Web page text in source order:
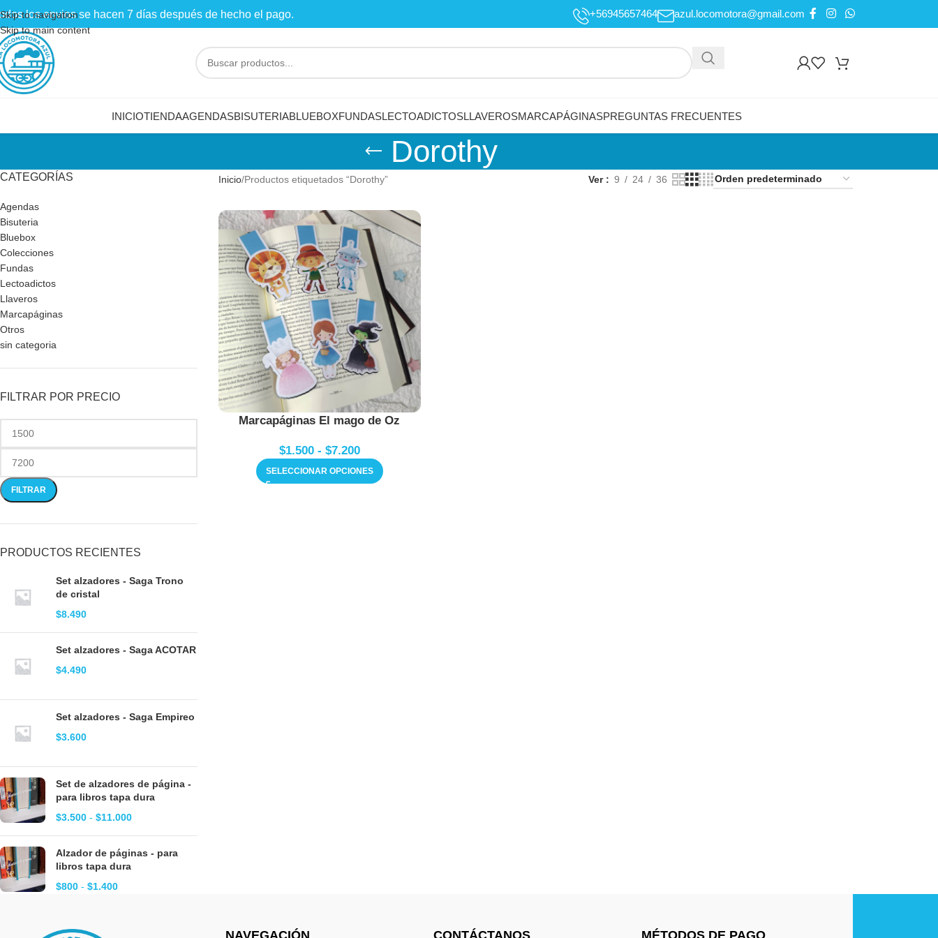
Skip to navigation
Skip to main content
los envios se hacen 7 días después de hecho el pago. +56945657464 azul.locomotora@gmail.com
INICIOTIENDAAGENDASBISUTERIABLUEBOXFUNDASLECTOADICTOSLLAVEROSMARCAPÁGINASPREGUNTAS FRECUENTES
Dorothy
CATEGORÍAS
Agendas
Bisuteria
Bluebox
Colecciones
Fundas
Lectoadictos
Llaveros
Marcapáginas
Otros
sin categoria
FILTRAR POR PRECIO
FILTRAR
PRODUCTOS RECIENTES
Set alzadores - Saga Trono
de cristal
$8.490
Set alzadores - Saga ACOTAR
$4.490
Set alzadores - Saga Empireo
$3.600
Set de alzadores de página -
para libros tapa dura
$3.500 - $11.000
Alzador de páginas - para
libros tapa dura
$800 - $1.400
Inicio Productos etiquetados “Dorothy” Ver 9 24 36
Marcapáginas El mago de Oz
$1.500 - $7.200
SELECCIONAR OPCIONES
NAVEGACIÓN CONTÁCTANOS MÉTODOS DE PAGO